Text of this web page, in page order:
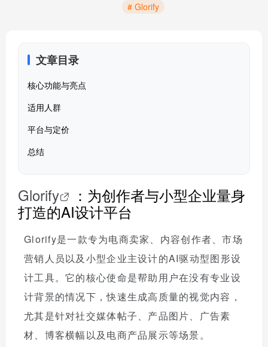
# Glorify
文章目录
核心功能与亮点
适用人群
平台与定价
总结
Glorify
：为创作者与小型企业量身
打造的AI设计平台
Glorify是一款专为电商卖家、内容创作者、市场
营销人员以及小型企业主设计的AI驱动型图形设
计工具。它的核心使命是帮助用户在没有专业设
计背景的情况下，快速生成高质量的视觉内容，
尤其是针对社交媒体帖子、产品图片、广告素
材、博客横幅以及电商产品展示等场景。